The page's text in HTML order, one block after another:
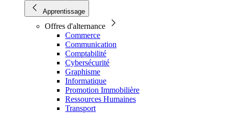
Apprentissage
Offres d'alternance
Commerce
Communication
Comptabilité
Cybersécurité
Graphisme
Informatique
Promotion Immobilière
Ressources Humaines
Transport